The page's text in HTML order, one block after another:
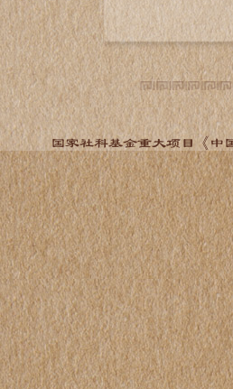
国家社科基金重大项目《中